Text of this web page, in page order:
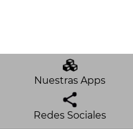
Nuestras Apps
Redes Sociales